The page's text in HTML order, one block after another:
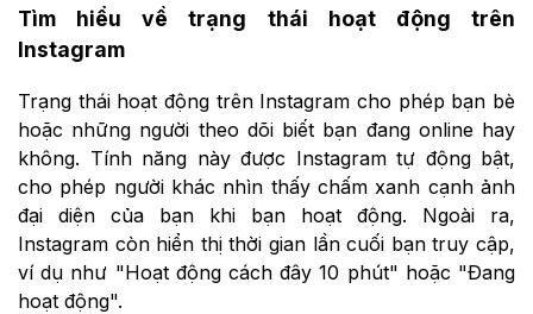
Tìm hiểu về trạng thái hoạt động trên
Instagram
Trạng thái hoạt động trên Instagram cho phép bạn bè
hoặc những người theo dõi biết bạn đang online hay
không. Tính năng này được Instagram tự động bật,
cho phép người khác nhìn thấy chấm xanh cạnh ảnh
đại diện của bạn khi bạn hoạt động. Ngoài ra,
Instagram còn hiển thị thời gian lần cuối bạn truy cập,
ví dụ như "Hoạt động cách đây 10 phút" hoặc "Đang
hoạt động".